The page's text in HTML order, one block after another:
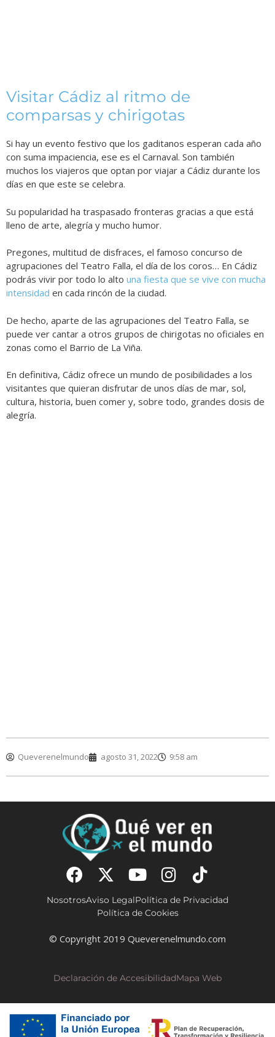
Visitar Cádiz al ritmo de
comparsas y chirigotas
Si hay un evento festivo que los gaditanos esperan cada año
con suma impaciencia, ese es el Carnaval. Son también
muchos los viajeros que optan por viajar a Cádiz durante los
días en que este se celebra.
Su popularidad ha traspasado fronteras gracias a que está
lleno de arte, alegría y mucho humor.
Pregones, multitud de disfraces, el famoso concurso de
agrupaciones del Teatro Falla, el día de los coros… En Cádiz
podrás vivir por todo lo alto una fiesta que se vive con mucha
intensidad en cada rincón de la ciudad.
De hecho, aparte de las agrupaciones del Teatro Falla, se
puede ver cantar a otros grupos de chirigotas no oficiales en
zonas como el Barrio de La Viña.
En definitiva, Cádiz ofrece un mundo de posibilidades a los
visitantes que quieran disfrutar de unos días de mar, sol,
cultura, historia, buen comer y, sobre todo, grandes dosis de
alegría.
Queverenelmundo agosto 31, 2022 9:58 am
NosotrosAviso LegalPolítica de Privacidad
Política de Cookies
© Copyright 2019 Queverenelmundo.com
Declaración de AccesibilidadMapa Web